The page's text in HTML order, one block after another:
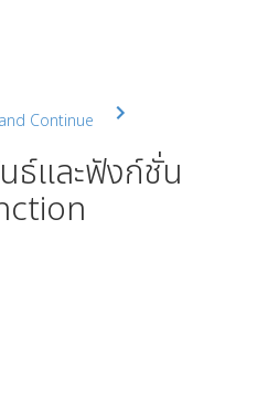
Continue
ธ์และฟังก์ชั่น